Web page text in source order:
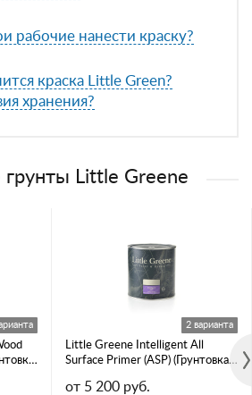
рабочие нанести краску?
краска Little Green?
хранения?
Little Greene
2 варианта
Little Greene Intelligent All
Surface Primer (ASP) (Грунтовка
от 5 200 руб.